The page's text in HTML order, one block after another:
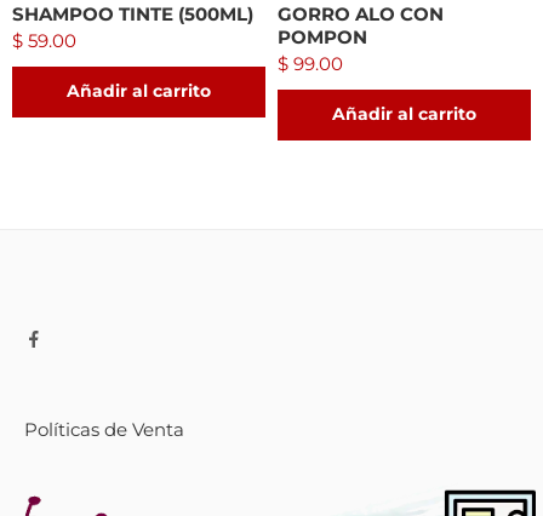
SHAMPOO TINTE (500ML)
$ 59.00
Añadir al carrito
GORRO ALO CON
POMPON
$ 99.00
Añadir al carrito
Políticas de Venta